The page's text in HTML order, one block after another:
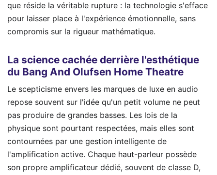
que réside la véritable rupture : la technologie s'efface
pour laisser place à l'expérience émotionnelle, sans
compromis sur la rigueur mathématique.
La science cachée derrière l'esthétique
du Bang And Olufsen Home Theatre
Le scepticisme envers les marques de luxe en audio
repose souvent sur l'idée qu'un petit volume ne peut
pas produire de grandes basses. Les lois de la
physique sont pourtant respectées, mais elles sont
contournées par une gestion intelligente de
l'amplification active. Chaque haut-parleur possède
son propre amplificateur dédié, souvent de classe D,